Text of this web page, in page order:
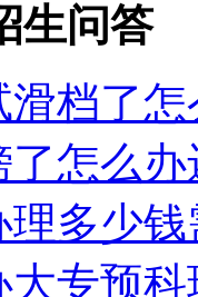
生问答
档了
怎么
多少
专预